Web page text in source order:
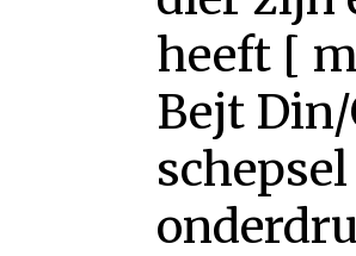
heeft [
Bejt